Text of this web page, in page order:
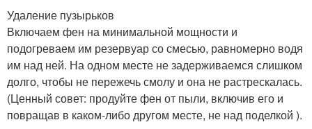
Удаление пузырьков
Включаем фен на минимальной мощности и
подогреваем им резервуар со смесью, равномерно водя
им над ней. На одном месте не задерживаемся слишком
долго, чтобы не пережечь смолу и она не растрескалась.
(Ценный совет: продуйте фен от пыли, включив его и
повращав в каком-либо другом месте, не над поделкой ).